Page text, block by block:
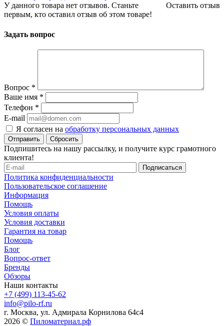
Оставить отзыв
У данного товара нет отзывов. Станьте
первым, кто оставил отзыв об этом товаре!
Задать вопрос
Вопрос *
Ваше имя *
Телефон *
E-mail
Я согласен на обработку персональных данных
Сбросить
Подпишитесь на нашу рассылку, и получите курс грамотного
клиента!
Политика конфиденциальности
Пользовательское соглашение
Информация
Помощь
Условия оплаты
Условия доставки
Гарантия на товар
Помощь
Блог
Вопрос-ответ
Бренды
Обзоры
Наши контакты
+7 (499) 113-45-62
info@pilo-rf.ru
г. Москва, ул. Адмирала Корнилова 64с4
2026 © Пиломатериал.рф